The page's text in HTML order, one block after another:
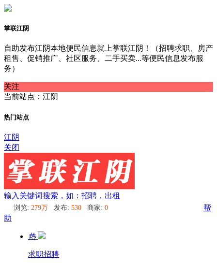
掌联江阴
自助发布江阴本地便民信息就上掌联江阴！（招聘求职、房产
租售、促销推广、社区服务、二手买卖...等便民信息发布服
务）
关注
当前站点：江阴
热门站点
江阴
关闭
输入关键词搜索，如：招聘，出租
浏览: 279万 发布: 530 商家: 0
帮
助
热
求职招聘